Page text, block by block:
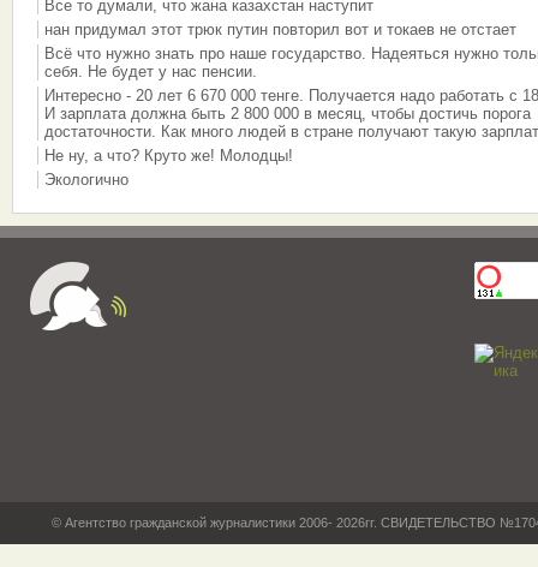
Все то думали, что жана казахстан наступит
нан придумал этот трюк путин повторил вот и токаев не отстает
Всё что нужно знать про наше государство. Надеяться нужно
себя. Не будет у нас пенсии.
Интересно - 20 лет 6 670 000 тенге. Получается надо работать с
И зарплата должна быть 2 800 000 в месяц, чтобы достичь порога
достаточности. Как много людей в стране получают такую
Не ну, а что? Круто же! Молодцы!
Экологично
© Агентство гражданской журналистики 2006- 2026гг. СВИДЕТЕЛЬСТВО